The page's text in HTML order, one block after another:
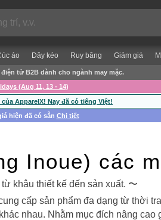
áo Dây kéo Ruy băng Giảm giá
tử B2B dành cho ngành may mặc.
(Aug 11, 13 - 14)
ApparelX! Nay đã có tiếng Việt!
hiện đã có sẵn Chi tiết
Inoue) các
khâu thiết kế đến sản xuất. 〜
cấp sản phẩm đa dạng từ thời
nhau. Nhằm mục đích nâng cao